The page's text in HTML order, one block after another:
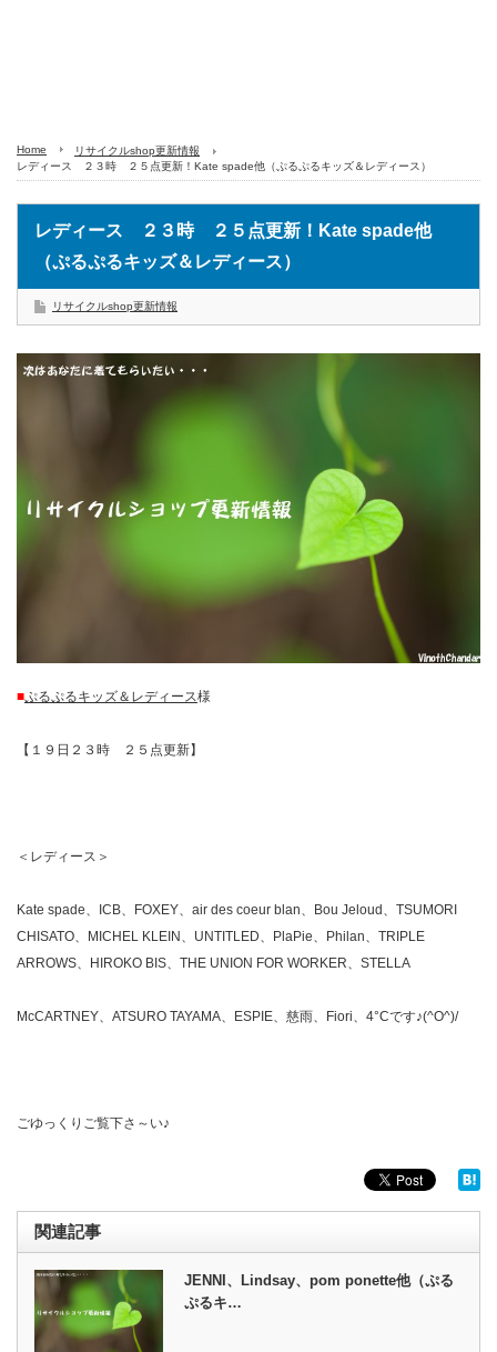
Home
リサイクルshop更新情報
レディース ２３時 ２５点更新！Kate spade他（ぷるぷるキッズ＆レディース）
レディース ２３時 ２５点更新！Kate spade他
（ぷるぷるキッズ＆レディース）
リサイクルshop更新情報
■ぷるぷるキッズ＆レディース様
【１９日２３時 ２５点更新】
＜レディース＞
Kate spade、ICB、FOXEY、air des coeur blan、Bou Jeloud、TSUMORI
CHISATO、MICHEL KLEIN、UNTITLED、PlaPie、Philan、TRIPLE
ARROWS、HIROKO BIS、THE UNION FOR WORKER、STELLA
McCARTNEY、ATSURO TAYAMA、ESPIE、慈雨、Fiori、4°Cです♪(^O^)/
ごゆっくりご覧下さ～い♪
関連記事
JENNI、Lindsay、pom ponette他（ぷる
ぷるキ…